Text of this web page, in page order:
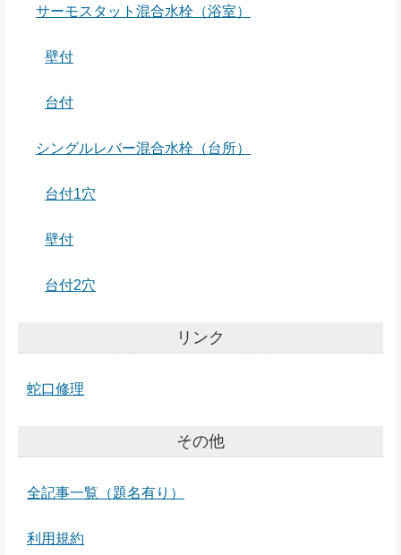
サーモスタット混合水栓（浴室）
壁付
台付
シングルレバー混合水栓（台所）
台付1穴
壁付
台付2穴
リンク
蛇口修理
その他
全記事一覧（題名有り）
利用規約